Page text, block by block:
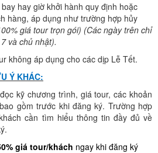
hay giờ khởi hành quy định hoặc
hàng, áp dụng như trường hợp hủy
giá tour trọn gói) (Các ngày trên chỉ
và chủ nhật).
không áp dụng cho các dịp Lễ Tết.
Ý KHÁC:
kỹ chương trình, giá tour, các khoản
gồm trước khi đăng ký. Trường hợp
cần tìm hiểu thông tin đầy đủ về
giá tour/khách ngay khi đăng ký